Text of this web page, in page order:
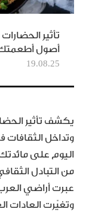
تأثير
أصول
19.08.25
يكشف تأثير
وتداخل الثقافات
اليوم على
من التبادل
عبرت أراضي
وتغيّرت العادات